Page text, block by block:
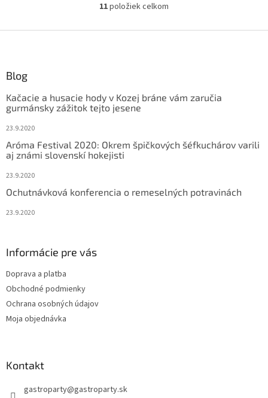
O
l
e
p
k
p
11položiek celkom
Blog
Kačacie a husacie hody v Kozej bráne vám zaručia
gurmánsky zážitok tejto jesene
23.9.2020
Aróma Festival 2020: Okrem špičkových šéfkuchárov varili
aj známi slovenskí hokejisti
23.9.2020
Ochutnávková konferencia o remeselných potravinách
23.9.2020
Informácie pre vás
Doprava a platba
Obchodné podmienky
Ochrana osobných údajov
Moja objednávka
Kontakt
gastroparty@gastroparty.sk